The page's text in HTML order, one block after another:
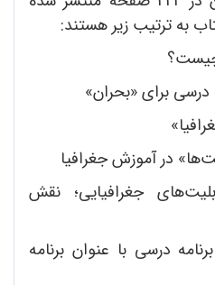
به ترتیب زیر هستند:
برای «بحران»
در آموزش جغرافیا
جغرافیایی؛ نقش
درسی با عنوان برنامه